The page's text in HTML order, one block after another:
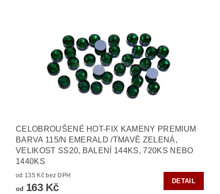
CELOBROUŠENÉ HOT-FIX KAMENY PREMIUM
BARVA 115/N EMERALD /TMAVĚ ZELENÁ,
VELIKOST SS20, BALENÍ 144KS, 720KS NEBO
1440KS
od 135 Kč bez DPH
od 163 Kč
DETAIL